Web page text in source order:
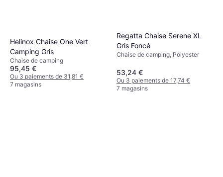
Helinox Chaise One Vert
Camping Gris
Chaise de camping
95,45 €
Ou 3 paiements de 31,81 €
7 magasins
Regatta Chaise Serene XL
Gris Foncé
Chaise de camping, Polyester
53,24 €
Ou 3 paiements de 17,74 €
7 magasins